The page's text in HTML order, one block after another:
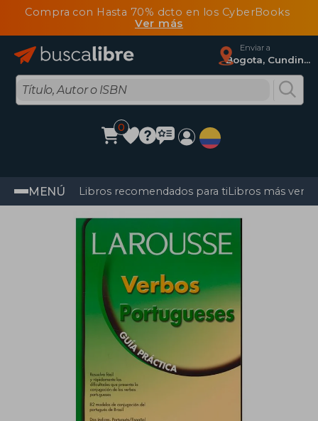
Compra con Hasta 70% dcto en los CyberBooks
Ver más
Enviar a
Bogota, Cundinamarca
0
MENÚ Libros recomendados para tiLibros más